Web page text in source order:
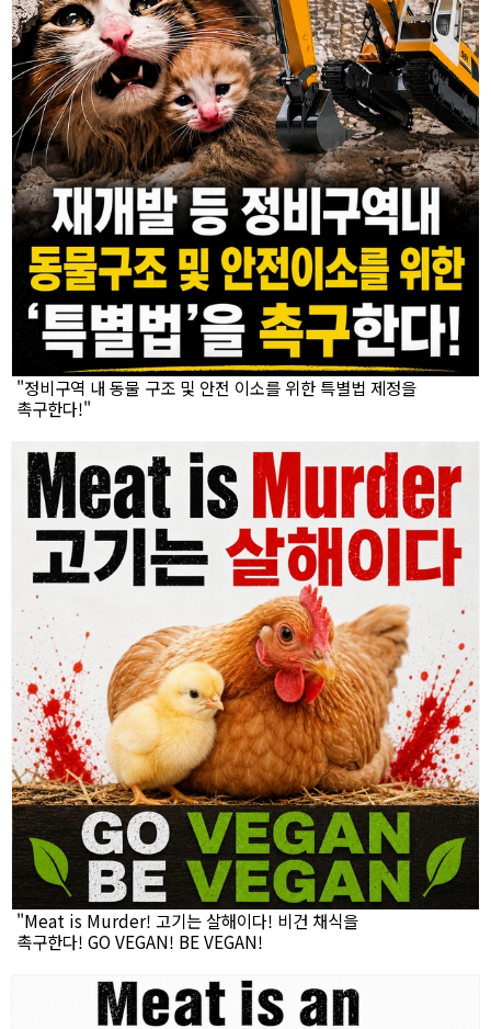
"정비구역 내 동물 구조 및 안전 이소를 위한 특별법 제정을
촉구한다!"
"Meat is Murder! 고기는 살해이다! 비건 채식을
촉구한다! GO VEGAN! BE VEGAN!